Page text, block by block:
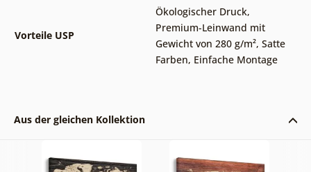
Vorteile USP
Ökologischer Druck,
Premium-Leinwand mit
Gewicht von 280 g/m², Satte
Farben, Einfache Montage
Aus der gleichen Kollektion